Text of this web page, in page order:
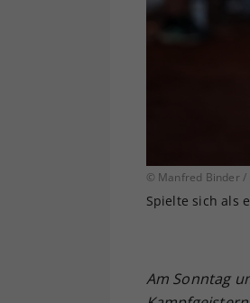
© Manfred Binder /
Spielte sich als
Am Sonntag